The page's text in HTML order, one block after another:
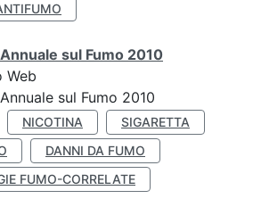
sul Fumo 2010
Web
sul Fumo 2010
NICOTINA
SIGARETTA
DANNI DA FUMO
FUMO-CORRELATE